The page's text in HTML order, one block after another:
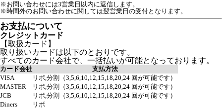
※お問い合わせには3営業日以内に返信します。
※時間外のお問い合わせに関しては翌営業日の受付となります。
お支払について
クレジットカード
【取扱カード】
取り扱いカードは以下のとおりです。
すべてのカード会社で、一括払いが可能となっております。
カード会社
支払方法
VISA
リボ,分割（3,5,6,10,12,15,18,20,24 回が可能です）
MASTER
リボ,分割（3,5,6,10,12,15,18,20,24 回が可能です）
JCB
リボ,分割（3,5,6,10,12,15,18,20,24 回が可能です）
Diners
リボ